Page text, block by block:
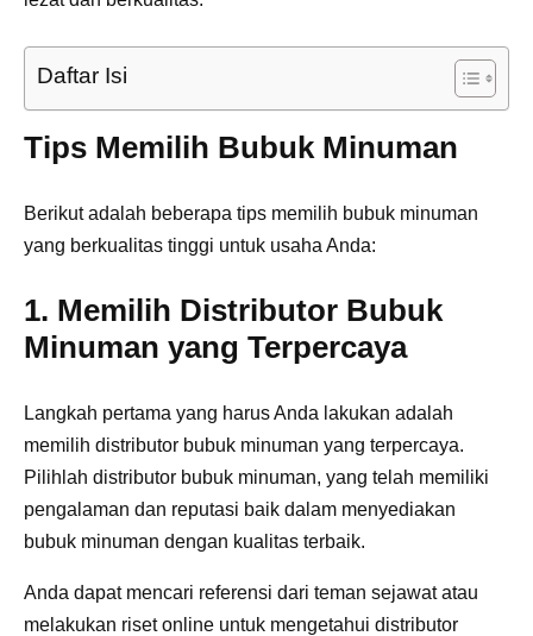
Daftar Isi
Tips Memilih Bubuk Minuman
Berikut adalah beberapa tips memilih bubuk minuman
yang berkualitas tinggi untuk usaha Anda:
1. Memilih Distributor Bubuk
Minuman yang Terpercaya
Langkah pertama yang harus Anda lakukan adalah
memilih distributor bubuk minuman yang terpercaya.
Pilihlah distributor bubuk minuman, yang telah memiliki
pengalaman dan reputasi baik dalam menyediakan
bubuk minuman dengan kualitas terbaik.
Anda dapat mencari referensi dari teman sejawat atau
melakukan riset online untuk mengetahui distributor